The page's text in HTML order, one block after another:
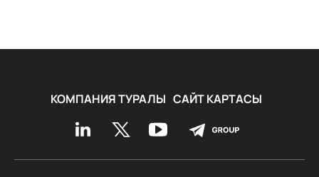
КОМПАНИЯ ТУРАЛЫ САЙТ КАРТАСЫ